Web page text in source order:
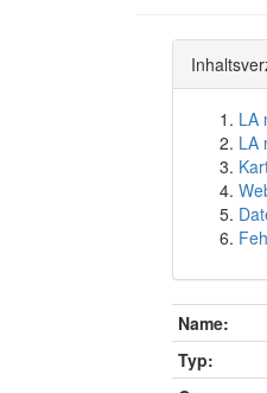
LA
LA
Name:
Typ: